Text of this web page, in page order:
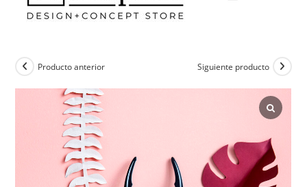
Producto anterior Siguiente producto